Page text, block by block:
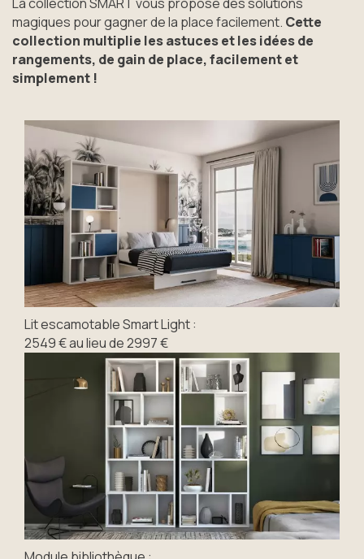
magiques pour gagner de la place facilement. Cette
collection multiplie les astuces et les idées de
rangements, de gain de place, facilement et
simplement !
Lit escamotable Smart Light :
2549 € au lieu de 2997 €